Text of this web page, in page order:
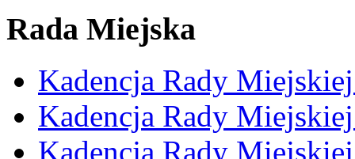
Rada Miejska
Kadencja Rady
Kadencja Rady
Kadencja Rady